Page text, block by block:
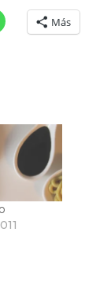
Más